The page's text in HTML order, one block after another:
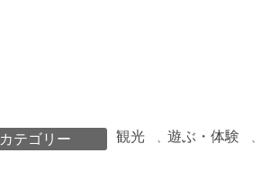
カテゴリー 観光 、 遊ぶ・体験 、